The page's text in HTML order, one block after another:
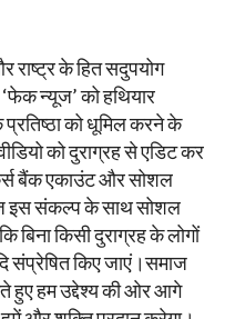
राष्ट्र के हित सदुपयोग
न्यूज’ को हथियार
प्रतिष्ठा को धूमिल करने के
को दुराग्रह से एडिट कर
बैंक एकाउंट और सोशल
इस संकल्प के साथ सोशल
कि बिना किसी दुराग्रह के लोगों
संप्रेषित किए जाएं।समाज
हुए हम उद्देश्य की ओर आगे